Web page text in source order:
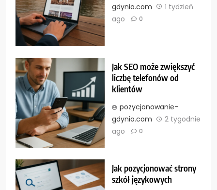
gdynia.com
1 tydzień
ago
0
Jak SEO może zwiększyć
liczbę telefonów od
klientów
pozycjonowanie-
gdynia.com
2 tygodnie
ago
0
Jak pozycjonować strony
szkół językowych